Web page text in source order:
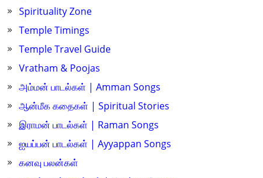
Spirituality Zone
Temple Timings
Temple Travel Guide
Vratham & Poojas
அம்மன் பாடல்கள் | Amman Songs
ஆன்மீக கதைகள் | Spiritual Stories
இராமன் பாடல்கள் | Raman Songs
ஐயப்பன் பாடல்கள் | Ayyappan Songs
கனவு பலன்கள்